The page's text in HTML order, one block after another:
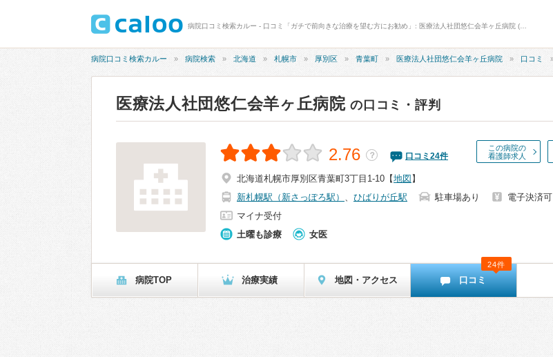
病院口コミ検索カルー 病院検索 北海道 札幌市 厚別区 青葉町 医療法人社団悠仁会羊ヶ丘病院 口コミ
医療法人社団悠仁会羊ヶ丘病院 の口コミ・評判
この病院の
看護師求人
2.76 ？ 口コミ 24件
北海道札幌市厚別区青葉町3丁目1-10 【地図 】
新札幌駅（新さっぽろ駅） 、 ひばりが丘駅 駐車場あり
電子決済可
マイナ受付
土曜も診療
女医
病院TOP 治療実績 地図・アクセス 口コミ
24件